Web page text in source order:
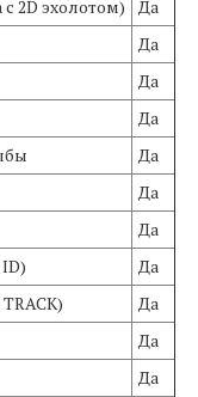
2D эхолотом)
Да
Да
Да
Да
Да
Да
Да
Да
Да
Да
Да